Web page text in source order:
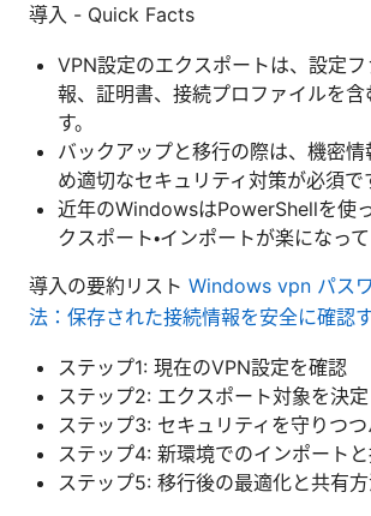
導入 - Quick Facts
VPN設定のエクスポートは、設定
報、証明書、接続プロファイルを
す。
バックアップと移行の際は、機密
め適切なセキュリティ対策が必須で
近年のWindowsはPowerShellを使
クスポート・インポートが楽になって
導入の要約リスト Windows vpn パス
法：保存された接続情報を安全に確認
ステップ1: 現在のVPN設定を確認
ステップ2: エクスポート対象を決定
ステップ3: セキュリティを守りつ
ステップ4: 新環境でのインポート
ステップ5: 移行後の最適化と共有